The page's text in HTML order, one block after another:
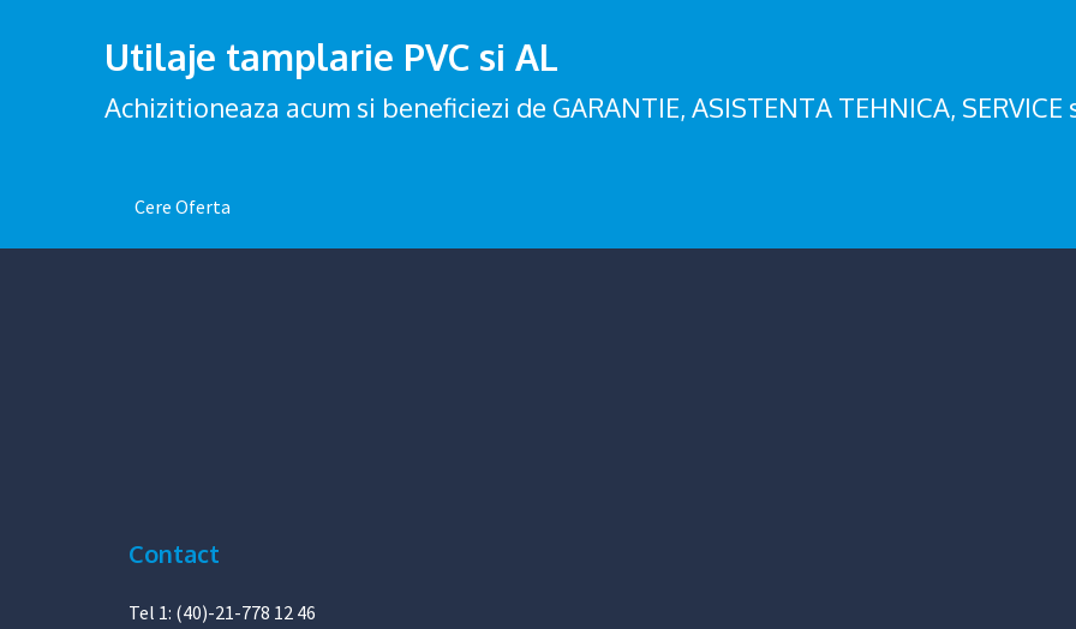
Utilaje tamplarie PVC si AL
Achizitioneaza acum si beneficiezi de GARANTIE, ASISTENTA TEHNICA, SERVICE
Cere Oferta
Contact
Tel 1: (40)-21-778 12 46